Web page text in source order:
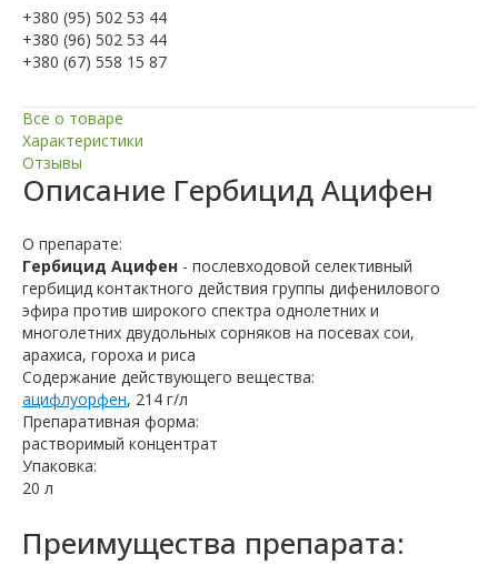
+380 (95) 502 53 44
+380 (96) 502 53 44
+380 (67) 558 15 87
Все о товаре
Характеристики
Отзывы
Описание Гербицид Ацифен
О препарате:
Гербицид Ацифен - послевходовой селективный
гербицид контактного действия группы дифенилового
эфира против широкого спектра однолетних и
многолетних двудольных сорняков на посевах сои,
арахиса, гороха и риса
Содержание действующего вещества:
ацифлуорфен, 214 г/л
Препаративная форма:
растворимый концентрат
Упаковка:
20 л
Преимущества препарата: